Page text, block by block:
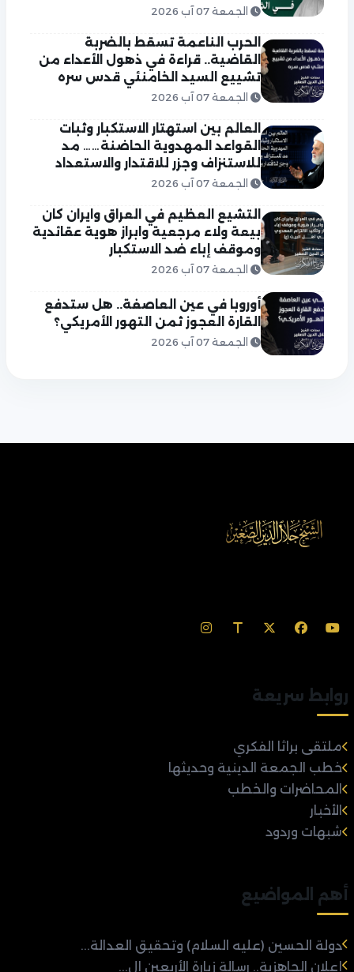
الجمعة 07 آب 2026
الحرب الناعمة تسقط بالضربة
القاضية.. قراءة في ذهول الأعداء من
تشييع السيد الخامنئي قدس سره
الجمعة 07 آب 2026
العالم بين استهتار الاستكبار وثبات
القواعد المهدوية الحاضنة…… مد
للاستنزاف وجزر للاقتدار والاستعداد
الجمعة 07 آب 2026
التشيع العظيم في العراق وايران كان
بيعة ولاء مرجعية وابراز هوية عقائدية
وموقف إباء ضد الاستكبار
الجمعة 07 آب 2026
أوروبا في عين العاصفة.. هل ستدفع
القارة العجوز ثمن التهور الأمريكي؟
الجمعة 07 آب 2026
روابط سريعة
ملتقى براثا الفكري
خطب الجمعة الدينية وحديثها
المحاضرات والخطب
الأخبار
شبهات وردود
أهم المواضيع
دولة الحسين (عليه السلام) وتحقيق العدالة...
إعلان الجاهزية.. رسالة زيارة الأربعين إل...